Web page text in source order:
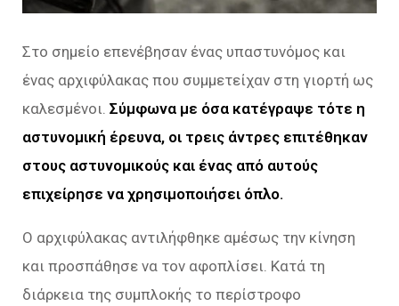
Στο σημείο επενέβησαν ένας υπαστυνόμος και
ένας αρχιφύλακας που συμμετείχαν στη γιορτή ως
καλεσμένοι. Σύμφωνα με όσα κατέγραψε τότε η
αστυνομική έρευνα, οι τρεις άντρες επιτέθηκαν
στους αστυνομικούς και ένας από αυτούς
επιχείρησε να χρησιμοποιήσει όπλο.
Ο αρχιφύλακας αντιλήφθηκε αμέσως την κίνηση
και προσπάθησε να τον αφοπλίσει. Κατά τη
διάρκεια της συμπλοκής το περίστροφο